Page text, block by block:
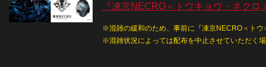
『凍京NECRO＜トウキョウ・ネクロ
混雑の緩和のため、事前に『凍京NECRO＜ト
混雑状況によっては配布を中止させていただく